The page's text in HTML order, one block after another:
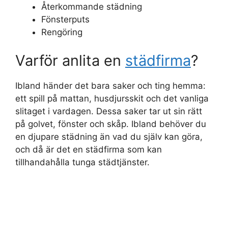
Återkommande städning
Fönsterputs
Rengöring
Varför anlita en städfirma?
Ibland händer det bara saker och ting hemma:
ett spill på mattan, husdjursskit och det vanliga
slitaget i vardagen. Dessa saker tar ut sin rätt
på golvet, fönster och skåp. Ibland behöver du
en djupare städning än vad du själv kan göra,
och då är det en städfirma som kan
tillhandahålla tunga städtjänster.